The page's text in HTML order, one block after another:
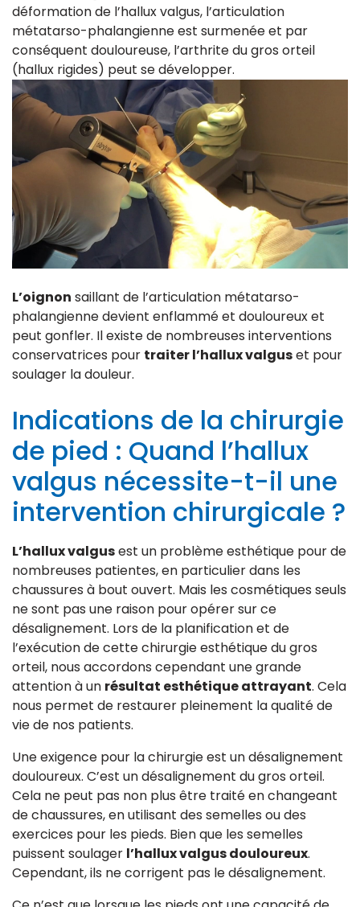
déformation de l’hallux valgus, l’articulation
métatarso-phalangienne est surmenée et par
conséquent douloureuse, l’arthrite du gros orteil
(hallux rigides) peut se développer.
L’oignon saillant de l’articulation métatarso-
phalangienne devient enflammé et douloureux et
peut gonfler. Il existe de nombreuses interventions
conservatrices pour traiter l’hallux valguset pour
soulager la douleur.
Indications de la chirurgie
de pied : Quand l’hallux
valgus nécessite-t-il une
intervention chirurgicale ?
L’hallux valgusest un problème esthétique pour de
nombreuses patientes, en particulier dans les
chaussures à bout ouvert. Mais les cosmétiques seuls
ne sont pas une raison pour opérer sur ce
désalignement. Lors de la planification et de
l’exécution de cette chirurgie esthétique du gros
orteil, nous accordons cependant une grande
attention à un résultat esthétique attrayant. Cela
nous permet de restaurer pleinement la qualité de
vie de nos patients.
Une exigence pour la chirurgie est un désalignement
douloureux. C’est un désalignement du gros orteil.
Cela ne peut pas non plus être traité en changeant
de chaussures, en utilisant des semelles ou des
exercices pour les pieds. Bien que les semelles
puissent soulager l’hallux valgus douloureux.
Cependant, ils ne corrigent pas le désalignement.